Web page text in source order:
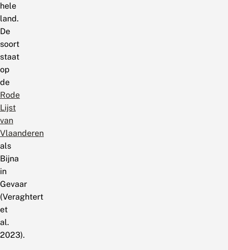
hele
land.
De
soort
staat
op
de
Rode
Lijst
van
Vlaanderen
als
Bijna
in
Gevaar
(Veraghtert
et
al.
2023).